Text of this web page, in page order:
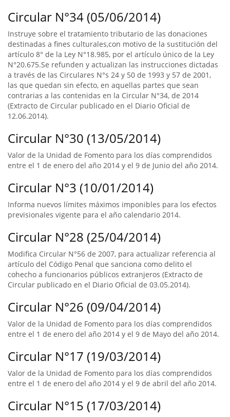
Circular N°34 (05/06/2014)
Instruye sobre el tratamiento tributario de las donaciones
destinadas a fines culturales,con motivo de la sustitución del
artículo 8° de la Ley N°18.985, por el artículo único de la Ley
N°20.675.Se refunden y actualizan las instrucciones dictadas
a través de las Circulares N°s 24 y 50 de 1993 y 57 de 2001,
las que quedan sin efecto, en aquellas partes que sean
contrarias a las contenidas en la Circular N°34, de 2014
(Extracto de Circular publicado en el Diario Oficial de
12.06.2014).
Circular N°30 (13/05/2014)
Valor de la Unidad de Fomento para los días comprendidos
entre el 1 de enero del año 2014 y el 9 de Junio del año 2014.
Circular N°3 (10/01/2014)
Informa nuevos límites máximos imponibles para los efectos
previsionales vigente para el año calendario 2014.
Circular N°28 (25/04/2014)
Modifica Circular N°56 de 2007, para actualizar referencia al
artículo del Código Penal que sanciona como delito el
cohecho a funcionarios públicos extranjeros (Extracto de
Circular publicado en el Diario Oficial de 03.05.2014).
Circular N°26 (09/04/2014)
Valor de la Unidad de Fomento para los días comprendidos
entre el 1 de enero del año 2014 y el 9 de Mayo del año 2014.
Circular N°17 (19/03/2014)
Valor de la Unidad de Fomento para los días comprendidos
entre el 1 de enero del año 2014 y el 9 de abril del año 2014.
Circular N°15 (17/03/2014)